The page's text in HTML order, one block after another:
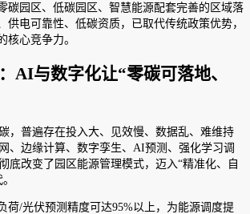
碳园区、低碳园区、智慧能源配套完善的区域落
供电可靠性、低碳资质，已取代传统政策优势，
核心竞争力。
AI与数字化让“零碳可落地、
，普遍存在投入大、见效慢、数据乱、难维持
、边缘计算、数字孪生、AI预测、强化学习调
底改变了园区能源管理模式，迈入“精准化、自
荷/光伏预测精度可达95%以上，为能源调度提